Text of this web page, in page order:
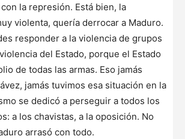
la represión. Está bien, la
violenta, quería derrocar a Maduro.
responder a la violencia de grupos
del Estado, porque el Estado
de todas las armas. Eso jamás
jamás tuvimos esa situación en la
se dedicó a perseguir a todos los
a los chavistas, a la oposición. No
arrasó con todo.